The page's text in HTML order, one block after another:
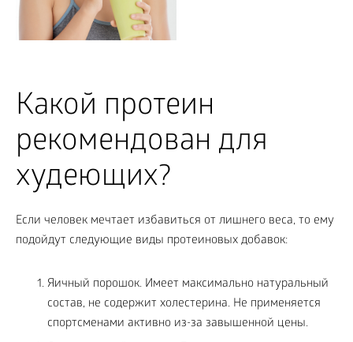
Какой протеин
рекомендован для
худеющих?
Если человек мечтает избавиться от лишнего веса, то ему
подойдут следующие виды протеиновых добавок:
Яичный порошок. Имеет максимально натуральный
состав, не содержит холестерина. Не применяется
спортсменами активно из-за завышенной цены.